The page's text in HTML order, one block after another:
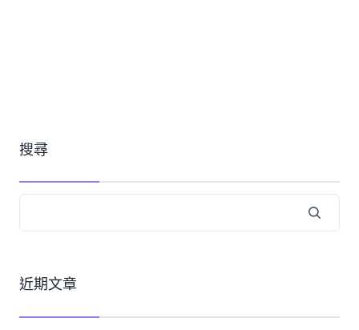
搜尋
近期文章